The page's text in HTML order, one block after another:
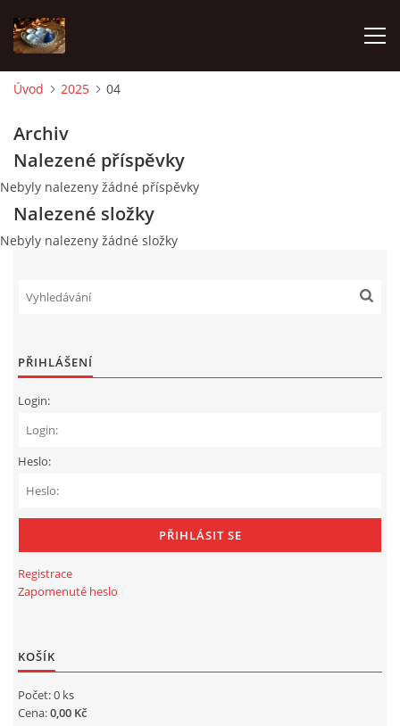
FOTOALBUM
OBCHODNÍ PODMÍNKY
Úvod 2025 04
Archiv
Nalezené příspěvky
Nebyly nalezeny žádné příspěvky
Nalezené složky
Nebyly nalezeny žádné složky
PŘIHLÁŠENÍ
Login:
Heslo:
Registrace
Zapomenuté heslo
KOŠÍK
Počet: 0 ks
Cena:0,00 Kč